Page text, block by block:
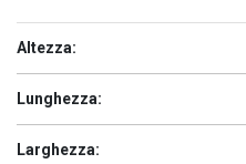
Altezza:
Lunghezza:
Larghezza: